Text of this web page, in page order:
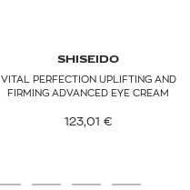
SHISEIDO
VITAL PERFECTION UPLIFTING AND
FIRMING ADVANCED EYE CREAM
123,01 €